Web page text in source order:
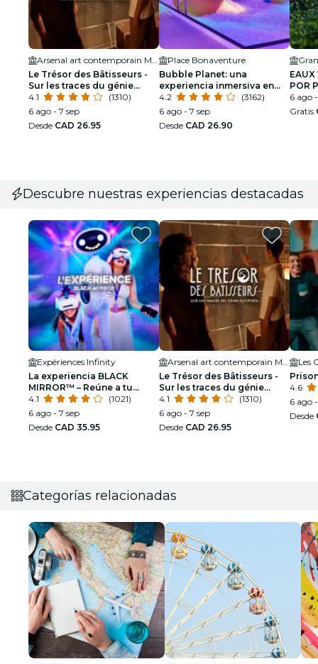
Le Trésor des Bâtisseurs -
Sur les traces du génie
égyptien - Montréal
4.1
(1310)
6 ago - 7 sep
Desde CAD 26.95
Place Bonaventure
Bubble Planet: una
experiencia inmersiva en
Montreal
4.2
(3162)
6 ago - 7 sep
Desde CAD 26.90
EAUX
POR
6 ago
Gratis
Descubre nuestras experiencias destacadas
Expériences Infinity
La experiencia BLACK
MIRROR™ – Reúne a tu
equipo. Sumérgete en la
trama
4.1
(1021)
6 ago - 7 sep
Desde CAD 35.95
Le Trésor des Bâtisseurs -
Sur les traces du génie
égyptien - Montréal
4.1
(1310)
6 ago - 7 sep
Desde CAD 26.95
Les
4.6
6 ago
Desde
Categorías relacionadas